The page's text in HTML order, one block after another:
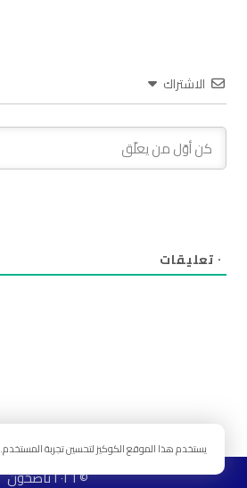
الاشتراك
٠ تعليقات
© ٢٠٢٦ ناصحون
يستخدم هذا الموقع الكوكيز لتحسين تجربة المستخدم.